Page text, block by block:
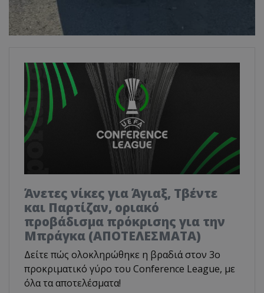
Άνετες νίκες για Άγιαξ, Τβέντε
και Παρτίζαν, οριακό
προβάδισμα πρόκρισης για την
Μπράγκα (ΑΠΟΤΕΛΕΣΜΑΤΑ)
Δείτε πώς ολοκληρώθηκε η βραδιά στον 3ο
προκριματικό γύρο του Conference League, με
όλα τα αποτελέσματα!